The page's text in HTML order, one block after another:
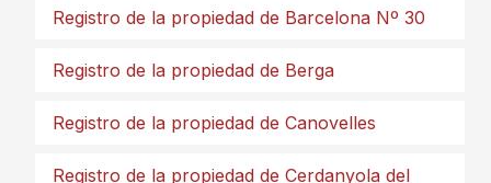
Registro de la propiedad de Barcelona Nº 30
Registro de la propiedad de Berga
Registro de la propiedad de Canovelles
Registro de la propiedad de Cerdanyola del